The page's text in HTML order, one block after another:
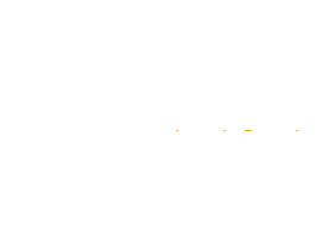
gdzmoda@yandex.ru